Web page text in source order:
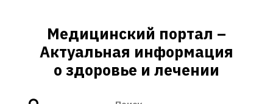
содержимомуМедицинский портал –
Актуальная информация
о здоровье и лечении